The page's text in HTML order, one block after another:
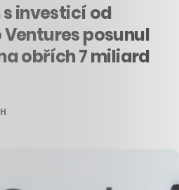
investicí od
posunul
obřích 7 miliard